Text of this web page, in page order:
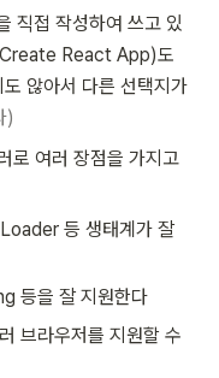
접 작성하여 쓰고 있
React App)도
않아서 다른 선택지가
)
로 여러 장점을 가지고
등 생태계가 잘
등을 잘 지원한다
브라우저를 지원할 수